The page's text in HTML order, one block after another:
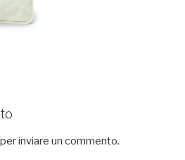
per inviare un commento.